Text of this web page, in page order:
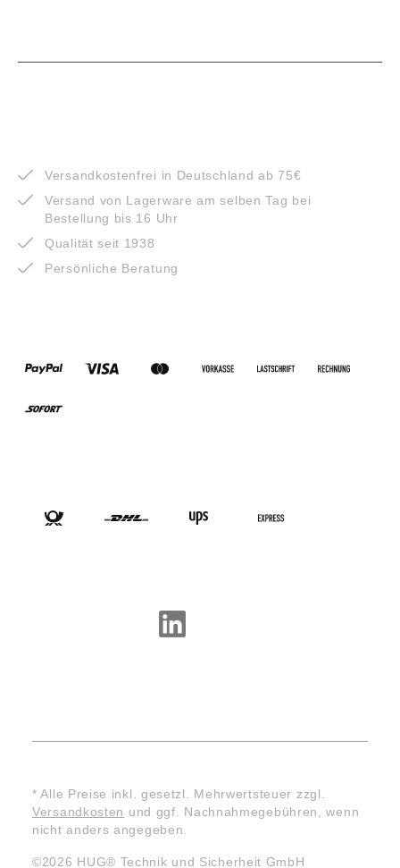
Versandkostenfrei in Deutschland ab 75€
Versand von Lagerware am selben Tag bei
Bestellung bis 16 Uhr
Qualität seit 1938
Persönliche Beratung
* Alle Preise inkl. gesetzl. Mehrwertsteuer zzgl.
Versandkosten und ggf. Nachnahmegebühren, wenn
nicht anders angegeben.
©2026 HUG® Technik und Sicherheit GmbH